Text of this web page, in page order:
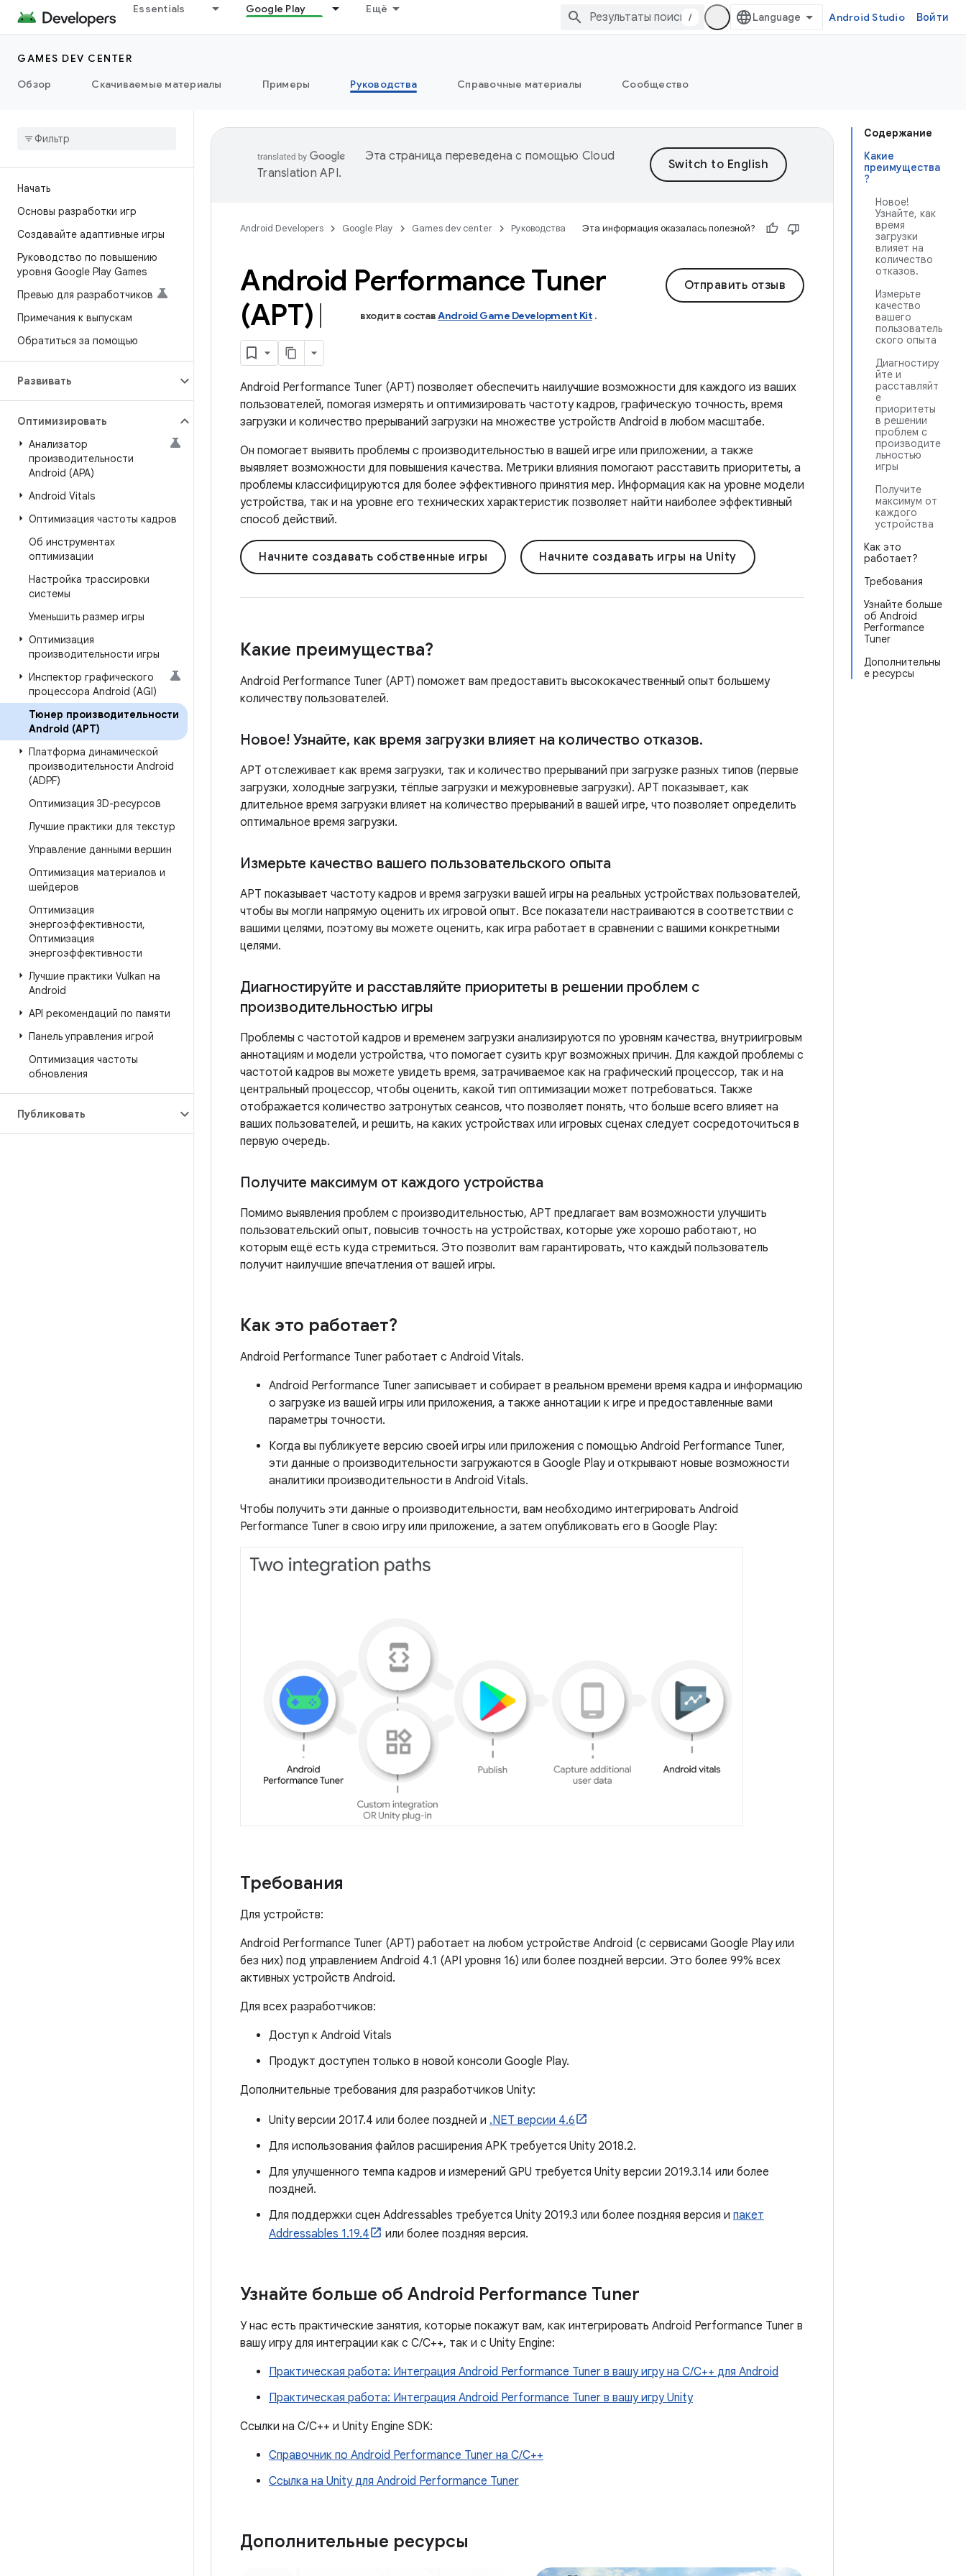
Essentials Google Play Ещё
/ Android Studio Войти
GAMES DEV CENTER
Обзор
Скачиваемые материалы Примеры Руководства Справочные материалы Сообщество
Начать
Основы разработки игр
Создавайте адаптивные игры
Руководство по повышению
уровня Google Play Games
Превью для разработчиков
Примечания к выпускам
Обратиться за помощью
Развивать
Оптимизировать
Анализатор
производительности
Android (APA)
Android Vitals
Оптимизация частоты кадров
Об инструментах
оптимизации
Настройка трассировки
системы
Уменьшить размер игры
Оптимизация
производительности игры
Инспектор графического
процессора Android (AGI)
Тюнер производительности
Android (APT)
Платформа динамической
производительности Android
(ADPF)
Оптимизация 3D-ресурсов
Лучшие практики для текстур
Управление данными вершин
Оптимизация материалов и
шейдеров
Оптимизация
энергоэффективности,
Оптимизация
энергоэффективности
Лучшие практики Vulkan на
Android
API рекомендаций по памяти
Панель управления игрой
Оптимизация частоты
обновления
Публиковать
Содержание
Какие
преимущества
?
Новое!
Узнайте, как
время
загрузки
влияет на
количество
отказов.
Измерьте
качество
вашего
пользователь
ского опыта
Диагностиру
йте и
расставляйт
е
приоритеты
в решении
проблем с
производите
льностью
игры
Получите
максимум от
каждого
устройства
Как это
работает?
Требования
Узнайте больше
об Android
Performance
Tuner
Дополнительны
е ресурсы
Эта страница переведена с помощью Cloud
Translation API.
Android Developers Google Play Games dev center Руководства Эта информация оказалась полезной?
Отправить отзыв
Android Performance Tuner
(APT)
входит в составAndroid Game Development Kit .
Android Performance Tuner (APT) позволяет обеспечить наилучшие возможности для каждого из ваших
пользователей, помогая измерять и оптимизировать частоту кадров, графическую точность, время
загрузки и количество прерываний загрузки на множестве устройств Android в любом масштабе.
Он помогает выявить проблемы с производительностью в вашей игре или приложении, а также
выявляет возможности для повышения качества. Метрики влияния помогают расставить приоритеты, а
проблемы классифицируются для более эффективного принятия мер. Информация как на уровне модели
устройства, так и на уровне его технических характеристик позволяет найти наиболее эффективный
способ действий.
Начните создавать собственные игры Начните создавать игры на Unity
Какие преимущества?
Android Performance Tuner (APT) поможет вам предоставить высококачественный опыт большему
количеству пользователей.
Новое! Узнайте, как время загрузки влияет на количество отказов.
APT отслеживает как время загрузки, так и количество прерываний при загрузке разных типов (первые
загрузки, холодные загрузки, тёплые загрузки и межуровневые загрузки). APT показывает, как
длительное время загрузки влияет на количество прерываний в вашей игре, что позволяет определить
оптимальное время загрузки.
Измерьте качество вашего пользовательского опыта
APT показывает частоту кадров и время загрузки вашей игры на реальных устройствах пользователей,
чтобы вы могли напрямую оценить их игровой опыт. Все показатели настраиваются в соответствии с
вашими целями, поэтому вы можете оценить, как игра работает в сравнении с вашими конкретными
целями.
Диагностируйте и расставляйте приоритеты в решении проблем с
производительностью игры
Проблемы с частотой кадров и временем загрузки анализируются по уровням качества, внутриигровым
аннотациям и модели устройства, что помогает сузить круг возможных причин. Для каждой проблемы с
частотой кадров вы можете увидеть время, затрачиваемое как на графический процессор, так и на
центральный процессор, чтобы оценить, какой тип оптимизации может потребоваться. Также
отображается количество затронутых сеансов, что позволяет понять, что больше всего влияет на
ваших пользователей, и решить, на каких устройствах или игровых сценах следует сосредоточиться в
первую очередь.
Получите максимум от каждого устройства
Помимо выявления проблем с производительностью, APT предлагает вам возможности улучшить
пользовательский опыт, повысив точность на устройствах, которые уже хорошо работают, но
которым ещё есть куда стремиться. Это позволит вам гарантировать, что каждый пользователь
получит наилучшие впечатления от вашей игры.
Как это работает?
Android Performance Tuner работает с Android Vitals.
Android Performance Tuner записывает и собирает в реальном времени время кадра и информацию
о загрузке из вашей игры или приложения, а также аннотации к игре и предоставленные вами
параметры точности.
Когда вы публикуете версию своей игры или приложения с помощью Android Performance Tuner,
эти данные о производительности загружаются в Google Play и открывают новые возможности
аналитики производительности в Android Vitals.
Чтобы получить эти данные о производительности, вам необходимо интегрировать Android
Performance Tuner в свою игру или приложение, а затем опубликовать его в Google Play:
Требования
Для устройств:
Android Performance Tuner (APT) работает на любом устройстве Android (с сервисами Google Play или
без них) под управлением Android 4.1 (API уровня 16) или более поздней версии. Это более 99% всех
активных устройств Android.
Для всех разработчиков:
Доступ к Android Vitals
Продукт доступен только в новой консоли Google Play.
Дополнительные требования для разработчиков Unity:
Unity версии 2017.4 или более поздней и .NET версии 4.6
Для использования файлов расширения APK требуется Unity 2018.2.
Для улучшенного темпа кадров и измерений GPU требуется Unity версии 2019.3.14 или более
поздней.
Для поддержки сцен Addressables требуется Unity 2019.3 или более поздняя версия и пакет
Addressables 1.19.4
или более поздняя версия.
Узнайте больше об Android Performance Tuner
У нас есть практические занятия, которые покажут вам, как интегрировать Android Performance Tuner в
вашу игру для интеграции как с C/C++, так и с Unity Engine:
Практическая работа: Интеграция Android Performance Tuner в вашу игру на C/C++ для Android
Практическая работа: Интеграция Android Performance Tuner в вашу игру Unity
Ссылки на C/C++ и Unity Engine SDK:
Справочник по Android Performance Tuner на C/C++
Ссылка на Unity для Android Performance Tuner
Дополнительные ресурсы